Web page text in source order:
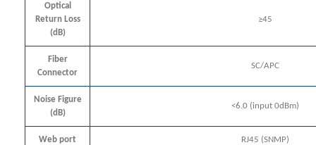
Optical
Return Loss
(dB)
≥45
Fiber
Connector
SC/APC
Noise Figure
(dB)
<6.0 (input 0dBm)
Web port RJ45 (SNMP)